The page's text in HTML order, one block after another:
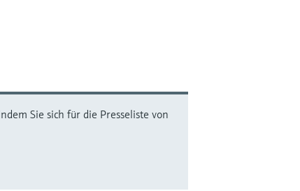
Sie sich für die Presseliste von